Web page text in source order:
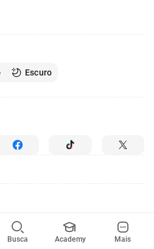
Busca Academy Mais
Escuro
de música do Brasil